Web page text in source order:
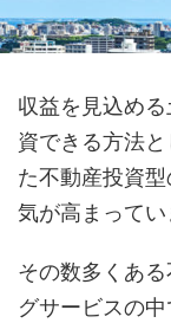
収益を見込め
資できる方法
た不動産投資
気が高まってい
その数多くあ
グサービスの